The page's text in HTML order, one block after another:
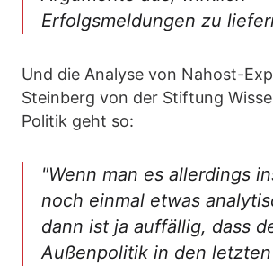
Erfolgsmeldungen zu
Und die Analyse von Nahost-
Steinberg von der Stiftung
Politik geht so:
"Wenn man es allerdings
noch einmal etwas
dann ist ja auffällig, dass
Außenpolitik in den